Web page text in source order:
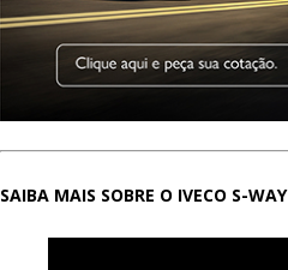
SAIBA MAIS SOBRE O IVECO S-WAY